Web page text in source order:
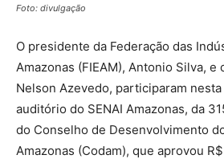
Foto: divulgação
O presidente da Federação das
Amazonas (FIEAM), Antonio Silva,
Nelson Azevedo, participaram
auditório do SENAI Amazonas, da
do Conselho de Desenvolvimento
Amazonas (Codam), que aprovou